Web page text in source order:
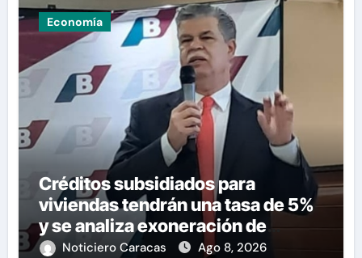
Economía
Créditos subsidiados para
viviendas tendrán una tasa de 5%
y se analiza exoneración de
aranceles
Noticiero Caracas Ago 8, 2026